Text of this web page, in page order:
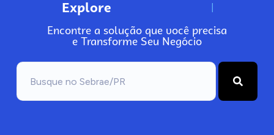
Explore N
Encontre a solução que você precisa
e Transforme Seu Negócio